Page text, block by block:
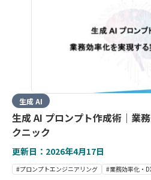
生成 AI
生成 AI プロンプト作成術｜業
クニック
更新日：2026年4月17日
#プロンプトエンジニアリング #業務効率化・